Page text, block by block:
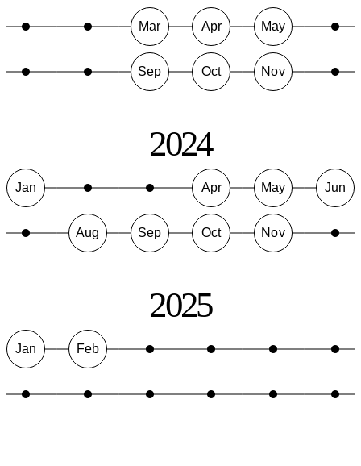
Mar Apr May
Sep Oct Nov
2024
Jan Apr May Jun
Aug Sep Oct Nov
2025
Jan Feb